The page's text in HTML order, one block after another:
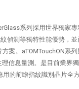
系列採用世界獨家專
偵測等獨特性能優勢，並
案。aTOMTouchON系列
信息量測。是目前業界
用的前瞻指紋識別晶片全